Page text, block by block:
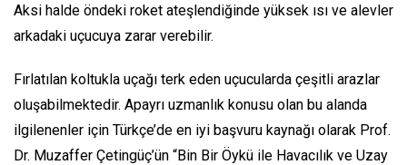
Aksi halde öndeki roket ateşlendiğinde yüksek ısı ve alevler
arkadaki uçucuya zarar verebilir.
Fırlatılan koltukla uçağı terk eden uçucularda çeşitli arazlar
oluşabilmektedir. Apayrı uzmanlık konusu olan bu alanda
ilgilenenler için Türkçe’de en iyi başvuru kaynağı olarak Prof.
Dr. Muzaffer Çetingüç’ün “Bin Bir Öykü ile Havacılık ve Uzay